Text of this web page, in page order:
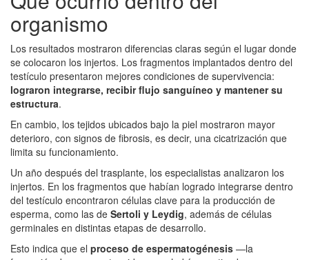
organismo
Los resultados mostraron diferencias claras según el lugar donde
se colocaron los injertos. Los fragmentos implantados dentro del
testículo presentaron mejores condiciones de supervivencia:
lograron integrarse, recibir flujo sanguíneo y mantener su
estructura.
En cambio, los tejidos ubicados bajo la piel mostraron mayor
deterioro, con signos de fibrosis, es decir, una cicatrización que
limita su funcionamiento.
Un año después del trasplante, los especialistas analizaron los
injertos. En los fragmentos que habían logrado integrarse dentro
del testículo encontraron células clave para la producción de
esperma, como las de Sertoli y Leydig, además de células
germinales en distintas etapas de desarrollo.
Esto indica que el proceso de espermatogénesis —la